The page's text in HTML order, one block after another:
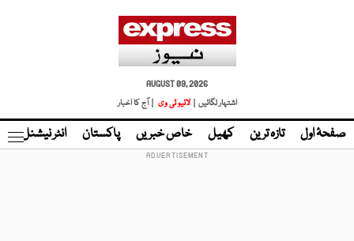
AUGUST 09, 2026
اشتہار لگائیں |
لائیو ٹی وی | آج کا اخبار
صفحۂ اول تازہ ترین کھیل خاص خبریں پاکستان انٹر نیشنل